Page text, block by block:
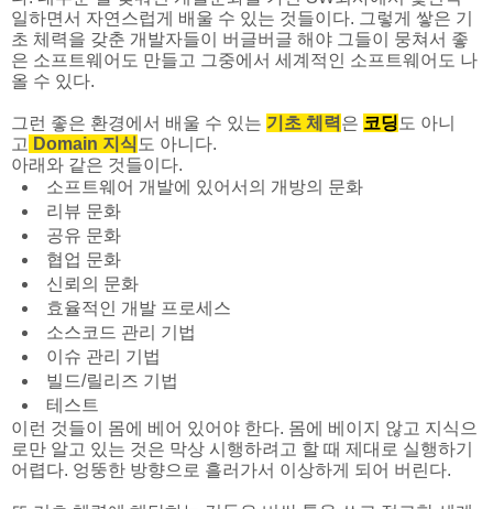
일하면서 자연스럽게 배울 수 있는 것들이다. 그렇게 쌓은 기
초 체력을 갖춘 개발자들이 버글버글 해야 그들이 뭉쳐서 좋
은 소프트웨어도 만들고 그중에서 세계적인 소프트웨어도 나
올 수 있다.
그런 좋은 환경에서 배울 수 있는 기초 체력 은 코딩 도 아니
고 Domain 지식 도 아니다.
아래와 같은 것들이다.
소프트웨어 개발에 있어서의 개방의 문화
리뷰 문화
공유 문화
협업 문화
신뢰의 문화
효율적인 개발 프로세스
소스코드 관리 기법
이슈 관리 기법
빌드/릴리즈 기법
테스트
이런 것들이 몸에 베어 있어야 한다. 몸에 베이지 않고 지식으
로만 알고 있는 것은 막상 시행하려고 할 때 제대로 실행하기
어렵다. 엉뚱한 방향으로 흘러가서 이상하게 되어 버린다.